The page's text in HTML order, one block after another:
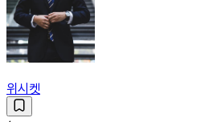
위시켓